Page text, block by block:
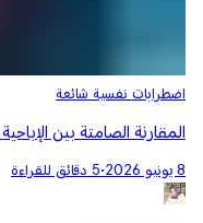
اضطرابات نفسية شائعة
المقارنة الصامتة بين
8 يونيو 2026 •5 دقائق للقراءة